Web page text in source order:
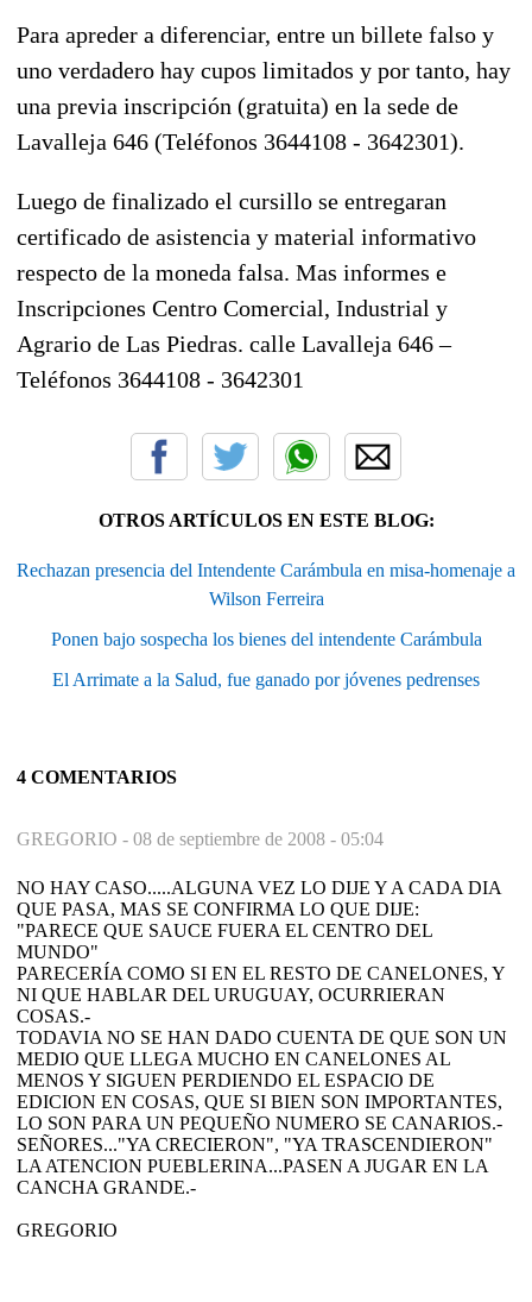
Para apreder a diferenciar, entre un billete falso y
uno verdadero hay cupos limitados y por tanto, hay
una previa inscripción (gratuita) en la sede de
Lavalleja 646 (Teléfonos 3644108 - 3642301).
Luego de finalizado el cursillo se entregaran
certificado de asistencia y material informativo
respecto de la moneda falsa. Mas informes e
Inscripciones Centro Comercial, Industrial y
Agrario de Las Piedras. calle Lavalleja 646 –
Teléfonos 3644108 - 3642301
OTROS ARTÍCULOS EN ESTE BLOG:
Rechazan presencia del Intendente Carámbula en misa-homenaje a
Wilson Ferreira
Ponen bajo sospecha los bienes del intendente Carámbula
El Arrimate a la Salud, fue ganado por jóvenes pedrenses
4 COMENTARIOS
GREGORIO - 08 de septiembre de 2008 - 05:04
NO HAY CASO.....ALGUNA VEZ LO DIJE Y A CADA DIA
QUE PASA, MAS SE CONFIRMA LO QUE DIJE:
"PARECE QUE SAUCE FUERA EL CENTRO DEL
MUNDO"
PARECERÍA COMO SI EN EL RESTO DE CANELONES, Y
NI QUE HABLAR DEL URUGUAY, OCURRIERAN
COSAS.-
TODAVIA NO SE HAN DADO CUENTA DE QUE SON UN
MEDIO QUE LLEGA MUCHO EN CANELONES AL
MENOS Y SIGUEN PERDIENDO EL ESPACIO DE
EDICION EN COSAS, QUE SI BIEN SON IMPORTANTES,
LO SON PARA UN PEQUEÑO NUMERO SE CANARIOS.-
SEÑORES..."YA CRECIERON", "YA TRASCENDIERON"
LA ATENCION PUEBLERINA...PASEN A JUGAR EN LA
CANCHA GRANDE.-
GREGORIO